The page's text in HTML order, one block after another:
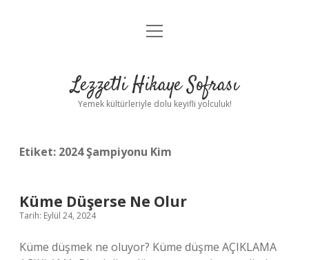
Anasayfa
Yasal Uyarı
menüyü
Lezzetli Hikaye Sofrası
Yemek kültürleriyle dolu keyifli yolculuk!
Etiket: 2024 Şampiyonu Kim
Küme Düşerse Ne Olur
Tarih: Eylül 24, 2024
Küme düşmek ne oluyor? Küme düşme AÇIKLAMA